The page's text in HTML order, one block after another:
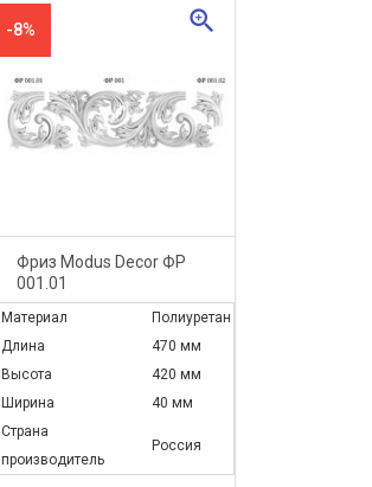
-8%
Фриз Modus Decor ФР
001.01
Материал
Полиуретан
Длина
470 мм
Высота
420 мм
Ширина
40 мм
Страна
производитель
Россия
zoom_in